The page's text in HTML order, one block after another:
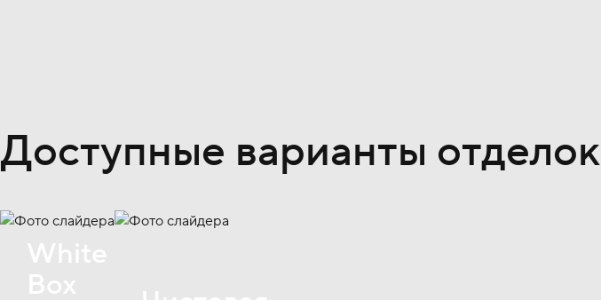
Доступные варианты отделок